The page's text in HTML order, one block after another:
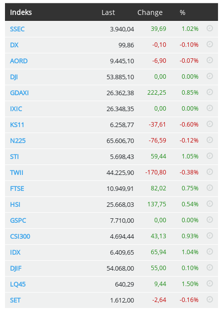
Indeks Last Change %
SSEC 3.940,04 39,69 1.02%
DX 99,86 -0,10 -0.10%
AORD 9.445,10 -6,90 -0.07%
DJI 53.885,10 0,00 0.00%
GDAXI 26.362,38 222,25 0.85%
IXIC 26.348,35 0,00 0.00%
KS11 6.258,77 -37,61 -0.60%
N225 65.606,70 -76,59 -0.12%
STI 5.698,43 59,44 1.05%
TWII 44.225,90 -170,80 -0.38%
FTSE 10.949,91 82,02 0.75%
HSI 25.668,03 137,75 0.54%
GSPC 7.710,00 0,00 0.00%
CSI300 4.694,44 43,13 0.93%
IDX 6.409,65 65,94 1.04%
DJIF 54.068,00 55,00 0.10%
LQ45 640,29 9,44 1.50%
SET 1.612,00 -2,64 -0.16%